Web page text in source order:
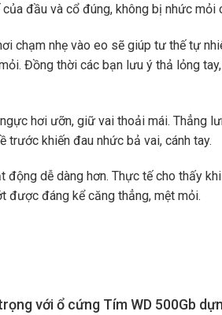
đầu và cổ đúng, không bị nhức mỏi
chạm nhẹ vào eo sẽ giúp tư thế tự
Đồng thời các bạn lưu ý thả lỏng
hơi ưỡn, giữ vai thoải mái. Thẳng
khiến đau nhức bả vai, cánh tay.
động dễ dàng hơn. Thực tế cho thấy
được đáng kể căng thẳng, mệt mỏi.
với ổ cứng Tím WD 500Gb